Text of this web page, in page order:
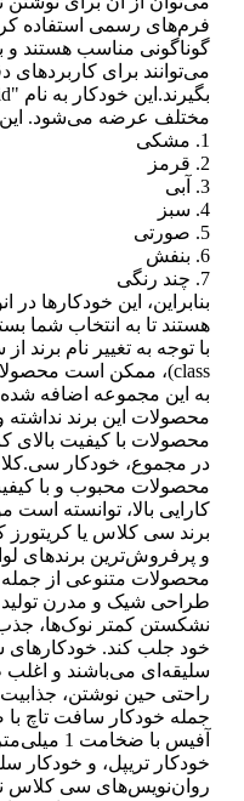
فرم‌های رسمی استفاده
گوناگونی مناسب هستند و
می‌توانند برای کاربردهای
مختلف عرضه می‌شود. این
1. مشکی
2. قرمز
3. آبی
4. سبز
5. صورتی
6. بنفش
7. چند رنگی
بنابراین، این خودکارها
هستند تا به انتخاب شما
به این مجموعه اضافه شده
محصولات این برند نداشته
محصولات با کیفیت بالای
محصولات محبوب و با
کارایی بالا، توانسته است
و پرفروش‌ترین برندهای
محصولات متنوعی از جمله
طراحی شیک و مدرن تولید
نشکستن کمتر نوک‌ها،
خود جلب کند. خودکارهای
سلیقه‌ای می‌باشند و
راحتی حین نوشتن، جذابیت
خودکار تریپل، و خودکار سلفی با
روان‌نویس‌های سی کلاس